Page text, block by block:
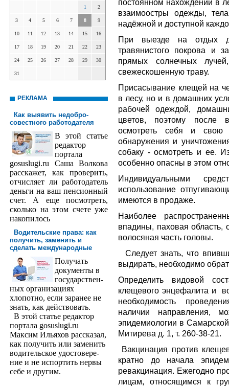
1 2
3 4 5 6 7 8 9
10 11 12 13 14 15 16
17 18 19 20 21 22 23
24 25 26 27 28 29 30
31
РЕКЛАМА
Как выявить недобро­
совестного работодателя
В этой статье
редактор
порта­ла
gosuslugi.ru Саша Волкова
расскажет, как проверить,
отчисляет ли работодатель
деньги на ваш пенсионный
счет. А еще посмотреть,
сколько на этом счете уже
накопилось
Водительские права: как
получить, заменить и
сделать международ­ные
Получать
доку­менты в
государствен­
ных организациях
хлопотно, если заранее не
знать, как действовать.
В этой статье редактор
портала gosuslugi.ru
Максим Ильяхов рассказал,
как получить или заменить
водительское удостовере­
ние и не испортить нервы
себе и другим.
постоянном нахождении в
взаимоостры одежды,
надёжной и доступной
При выезде на отдых
травянистого покрова и
прямых солнечных
свежескошенную траву.
Присасывание клещей на
в лесу, но и в домашних
рабочей одеждой,
цветов, поэтому после
осмотреть себя и свою
обнаружения и
собаку - осмотреть и ее.
особенно опасны в этом
Индивидуальными
использование
имеются в продаже.
Наиболее
впадины, паховая область,
волосяная часть головы.
Следует знать, что
выдирать, необходимо
Определить видовой
клещевого энцефалита и
необходимость
наличии направления,
эпидемиологии в
Митирева д. 1, т. 260-38-21.
Вакцинация против
кратно до начала
ревакцинация. Ежегодно
лицам, относящимся к